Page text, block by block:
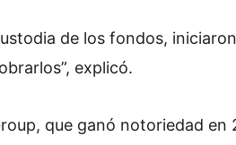
de los fondos,
explicó.
que ganó notoriedad en